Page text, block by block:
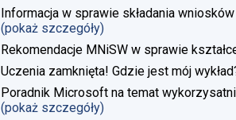
Informacja w sprawie składania
(pokaż szczegóły)
Rekomendacje MNiSW w sprawie
Uczenia zamknięta! Gdzie jest mój
Poradnik Microsoft na temat
(pokaż szczegóły)